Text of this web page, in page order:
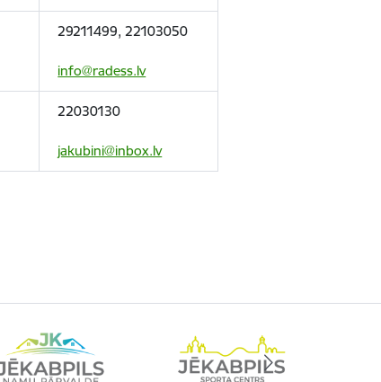
29211499, 22103050
info@radess.lv
22030130
jakubini@inbox.lv